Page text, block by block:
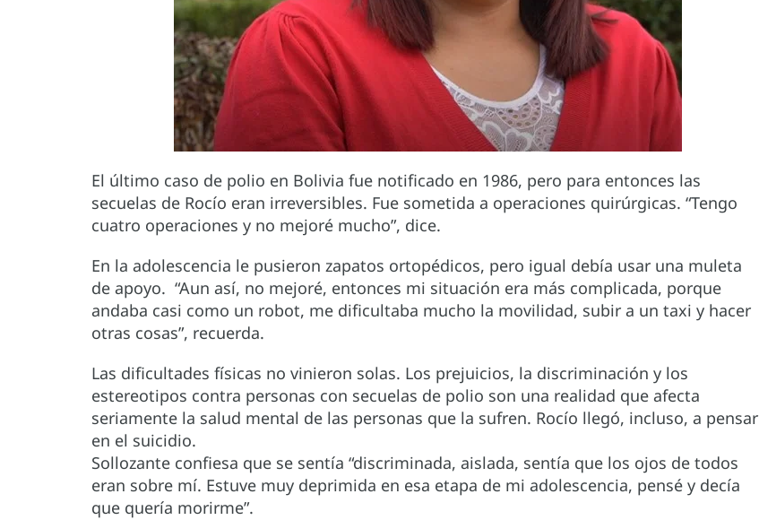
El último caso de polio en Bolivia fue notificado en 1986, pero para entonces las
secuelas de Rocío eran irreversibles. Fue sometida a operaciones quirúrgicas. “Tengo
cuatro operaciones y no mejoré mucho”, dice.
En la adolescencia le pusieron zapatos ortopédicos, pero igual debía usar una muleta
de apoyo. “Aun así, no mejoré, entonces mi situación era más complicada, porque
andaba casi como un robot, me dificultaba mucho la movilidad, subir a un taxi y hacer
otras cosas”, recuerda.
Las dificultades físicas no vinieron solas. Los prejuicios, la discriminación y los
estereotipos contra personas con secuelas de polio son una realidad que afecta
seriamente la salud mental de las personas que la sufren. Rocío llegó, incluso, a pensar
en el suicidio.
Sollozante confiesa que se sentía “discriminada, aislada, sentía que los ojos de todos
eran sobre mí. Estuve muy deprimida en esa etapa de mi adolescencia, pensé y decía
que quería morirme”.